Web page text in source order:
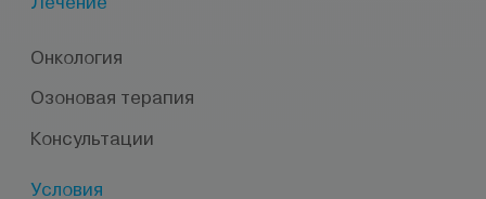
Онкология
Озоновая терапия
Консультации
Условия